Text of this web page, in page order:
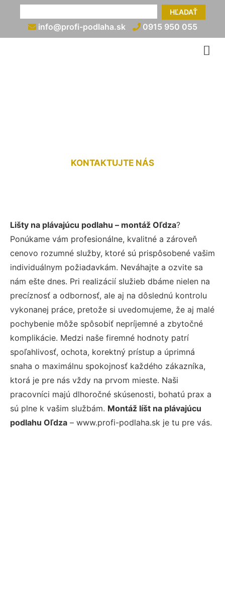
HĽADAŤ
info@profi-podlaha.sk 0915 950 055
KONTAKTUJTE NÁS
Lišty na plávajúcu podlahu – montáž Oľdza?
Ponúkame vám profesionálne, kvalitné a zároveň
cenovo rozumné služby, ktoré sú prispôsobené vašim
individuálnym požiadavkám. Neváhajte a ozvite sa
nám ešte dnes. Pri realizácií služieb dbáme nielen na
precíznosť a odbornosť, ale aj na dôslednú kontrolu
vykonanej práce, pretože si uvedomujeme, že aj malé
pochybenie môže spôsobiť nepríjemné a zbytočné
komplikácie. Medzi naše firemné hodnoty patrí
spoľahlivosť, ochota, korektný prístup a úprimná
snaha o maximálnu spokojnosť každého zákazníka,
ktorá je pre nás vždy na prvom mieste. Naši
pracovníci majú dlhoročné skúsenosti, bohatú prax a
sú plne k vašim službám. Montáž líšt na plávajúcu
podlahu Oľdza – www.profi-podlaha.sk je tu pre vás.